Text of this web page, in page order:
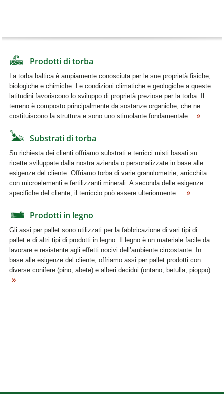
Prodotti di torba
La torba baltica è ampiamente conosciuta per le sue proprietà fisiche,
biologiche e chimiche. Le condizioni climatiche e geologiche a queste
latitudini favoriscono lo sviluppo di proprietà preziose per la torba. Il
terreno è composto principalmente da sostanze organiche, che ne
costituiscono la struttura e sono uno stimolante fondamentale...
Substrati di torba
Su richiesta dei clienti offriamo substrati e terricci misti basati su
ricette sviluppate dalla nostra azienda o personalizzate in base alle
esigenze del cliente. Offriamo torba di varie granulometrie, arricchita
con microelementi e fertilizzanti minerali. A seconda delle esigenze
specifiche del cliente, il terriccio può essere ulteriormente ...
Prodotti in legno
Gli assi per pallet sono utilizzati per la fabbricazione di vari tipi di
pallet e di altri tipi di prodotti in legno. Il legno è un materiale facile da
lavorare e resistente agli effetti nocivi dell’ambiente circostante. In
base alle esigenze del cliente, offriamo assi per pallet prodotti con
diverse conifere (pino, abete) e alberi decidui (ontano, betulla, pioppo).